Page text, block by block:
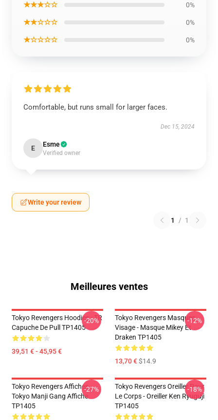
★★★☆☆ 0%
★★☆☆☆ 0%
★☆☆☆☆ 0%
Comfortable, but runs small for larger faces.
Dec 15, 2024
E Esme
Verified owner
Write your review
1 / 1
Meilleures ventes
Tokyo Revengers Hoodies - TR
Capuche De Pull TP1405
39,51 € - 45,95 €
-20%
Tokyo Revengers Masques
Visage - Masque Mikey Et
Draken TP1405
13,70 €$14.9
-12%
Tokyo Revengers Affiches -
Tokyo Manji Gang Affiche
TP1405
-27%
Tokyo Revengers Oreiller Pour
Le Corps - Oreiller Ken Ryuguji
TP1405
-18%